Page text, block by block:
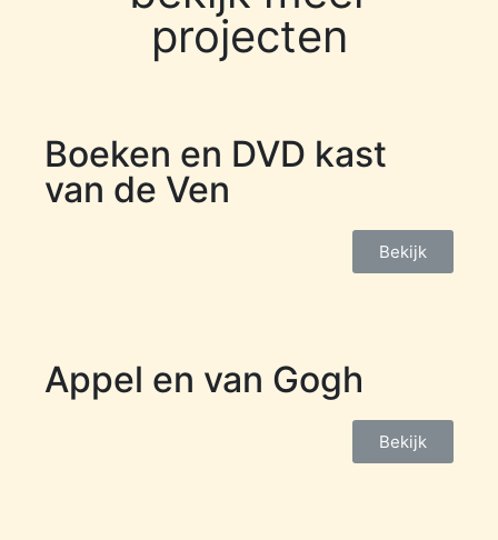
projecten
Boeken en DVD kast
van de Ven
Bekijk
Appel en van Gogh
Bekijk